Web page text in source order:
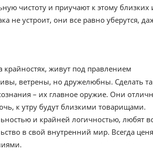
чистоту и приучают к этому близких
не устроит, они все равно уберутся,
крайностях, живут под правлением
ветрены, но дружелюбны. Сделать
– их главное оружие. Они
к утру будут близкими товарищами.
и крайней логичностью, любят
в свой внутренний мир. Всегда